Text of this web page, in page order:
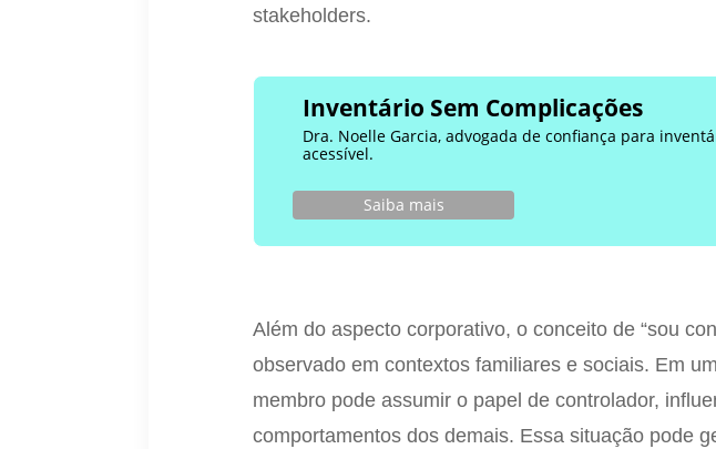
stakeholders.
Inventário Sem Complicações
Dra. Noelle Garcia, advogada de confiança para
acessível.
Saiba mais
Além do aspecto corporativo, o conceito de “sou
observado em contextos familiares e sociais. Em
membro pode assumir o papel de controlador,
comportamentos dos demais. Essa situação pode